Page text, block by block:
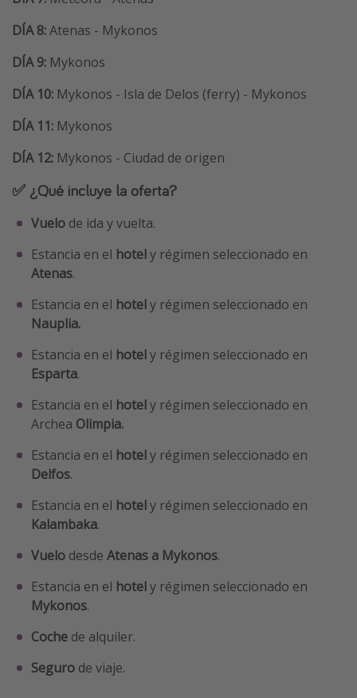
DÍA 8:Atenas - Mykonos
DÍA 9: Mykonos
DÍA 10: Mykonos - Isla de Delos (ferry) - Mykonos
DÍA 11: Mykonos
DÍA 12: Mykonos - Ciudad de origen
✅ ¿Qué incluye la oferta?
Vuelo de ida y vuelta.
Estancia en el hotely régimen seleccionado en
Atenas.
Estancia en el hotely régimen seleccionado en
Nauplia.
Estancia en el hotely régimen seleccionado en
Esparta.
Estancia en el hotely régimen seleccionado en
Archea Olimpia.
Estancia en el hotely régimen seleccionado en
Delfos.
Estancia en el hotely régimen seleccionado en
Kalambaka.
Vuelo desde Atenas a Mykonos.
Estancia en el hotely régimen seleccionado en
Mykonos.
Coche de alquiler.
Seguro de viaje.